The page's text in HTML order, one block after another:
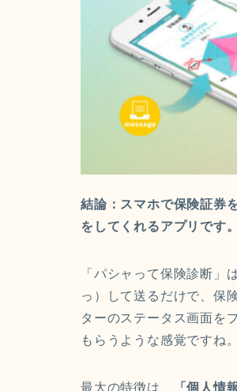
結論：スマホで保険証券
をしてくれるアプリです。
「パシャって保険診断」
っ）して送るだけで、保
ターのステータス画面を
もらうような感覚ですね。
最大の特徴は、 「個人情